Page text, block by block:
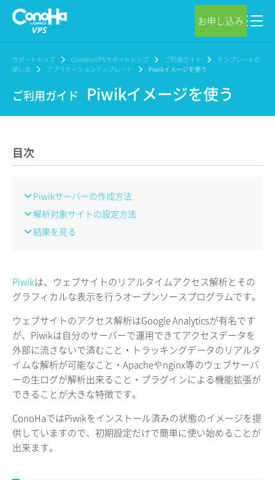
お申し込み
サポートトップ ConoHa VPSサポートトップ ご利用ガイド
テンプレートの
使い方
アプリケーションテンプレート Piwikイメージを使う
ご利用ガイド Piwikイメージを使う
目次
Piwikサーバーの作成方法
解析対象サイトの設定方法
結果を見る
Piwikは、ウェブサイトのリアルタイムアクセス解析とその
グラフィカルな表示を行うオープンソースプログラムです。
ウェブサイトのアクセス解析はGoogle Analyticsが有名です
が、Piwikは自分のサーバーで運用できてアクセスデータを
外部に流さないで済むこと・トラッキングデータのリアルタ
イムな解析が可能なこと・Apacheやnginx等のウェブサーバ
ーの生ログが解析出来ること・プラグインによる機能拡張が
できることが大きな特徴です。
ConoHaではPiwikをインストール済みの状態のイメージを提
供していますので、初期設定だけで簡単に使い始めることが
出来ます。